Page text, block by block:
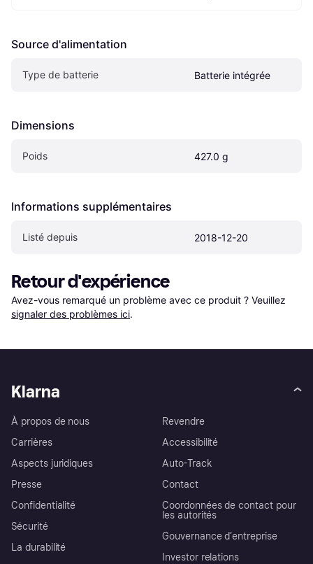
Source d'alimentation
Type de batterie Batterie intégrée
Dimensions
Poids 427.0 g
Informations supplémentaires
Listé depuis 2018-12-20
Retour d'expérience
Avez-vous remarqué un problème avec ce produit ? Veuillez
signaler des problèmes ici.
Klarna
À propos de nous
Carrières
Aspects juridiques
Presse
Confidentialité
Sécurité
La durabilité
Revendre
Accessibilité
Auto-Track
Contact
Coordonnées de contact pour
les autorités
Gouvernance d’entreprise
Investor relations